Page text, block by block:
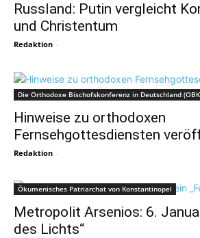
Russland: Putin vergleicht
und Christentum
Redaktion -
Die Orthodoxe Bischofskonferenz in Deutschland
Hinweise zu orthodoxen
Fernsehgottesdiensten
Redaktion -
Ökumenisches Patriarchat von Konstantinopel
Metropolit Arsenios: 6.
des Lichts“